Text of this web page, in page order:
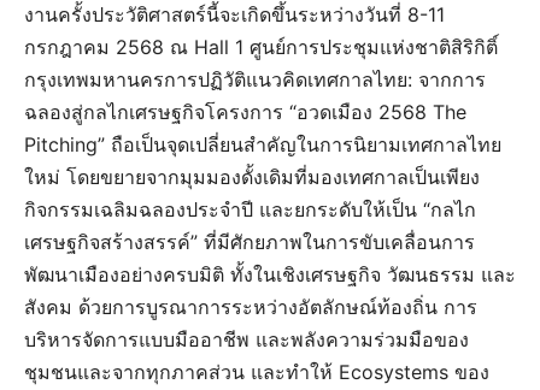
งานครั้งประวัติศาสตร์นี้จะเกิดขึ้นระหว่างวันที่ 8-11
กรกฎาคม 2568 ณ Hall 1 ศูนย์การประชุมแห่งชาติสิริกิติ์
กรุงเทพมหานครการปฏิวัติแนวคิดเทศกาลไทย: จากการ
ฉลองสู่กลไกเศรษฐกิจโครงการ “อวดเมือง 2568 The
Pitching” ถือเป็นจุดเปลี่ยนสำคัญในการนิยามเทศกาลไทย
ใหม่ โดยขยายจากมุมมองดั้งเดิมที่มองเทศกาลเป็นเพียง
กิจกรรมเฉลิมฉลองประจำปี และยกระดับให้เป็น “กลไก
เศรษฐกิจสร้างสรรค์” ที่มีศักยภาพในการขับเคลื่อนการ
พัฒนาเมืองอย่างครบมิติ ทั้งในเชิงเศรษฐกิจ วัฒนธรรม และ
สังคม ด้วยการบูรณาการระหว่างอัตลักษณ์ท้องถิ่น การ
บริหารจัดการแบบมืออาชีพ และพลังความร่วมมือของ
ชุมชนและจากทุกภาคส่วน และทำให้ Ecosystems ของ